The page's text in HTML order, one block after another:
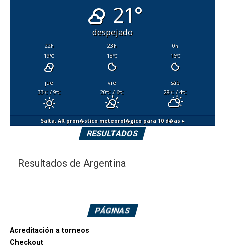
21°
despejado
22h 23h 0h
19°C 18°C 16°C
jue vie
sáb
33°C/ 9°C 20°C / 6°C 28°C / 4°C
Salta, ARpron�stico meteorol�gico para 10 d�as ▸
RESULTADOS
Resultados de Argentina
PÁGINAS
Acreditación a torneos
Checkout